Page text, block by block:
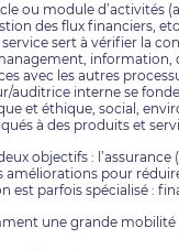
ou module d’activités
des flux financiers,
sert à vérifier la
information,
avec les autres
auditrice interne se
et éthique, social,
à des produits et
objectifs :
pour
est parfois spécialisé :
une grande mobilité